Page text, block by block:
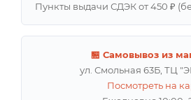
Пункты выдачи СДЭК от 450 ₽
🏪 Самовывоз из
ул. Смольная 63Б, ТЦ
Посмотреть на